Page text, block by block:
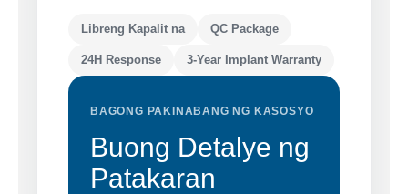
Libreng Kapalit na QC Package
24H Response 3-Year Implant Warranty
BAGONG PAKINABANG NG KASOSYO
Buong Detalye ng
Patakaran